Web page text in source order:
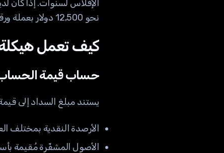
نحو 12,500 دولار بعملة ورقية.
كيف تعمل
حساب قيمة
يستند مبلغ السداد إلى قيمة
الأرصدة النقدية بمختلف
الأصول المشفّرة مُقيمة بأسعار